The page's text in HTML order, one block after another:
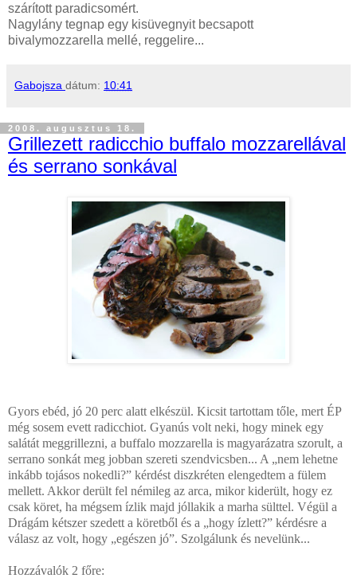
szárított paradicsomért.
Nagylány tegnap egy kisüvegnyit becsapott
bivalymozzarella mellé, reggelire...
Gabojsza dátum: 10:41
2008. augusztus 18.
Grillezett radicchio buffalo mozzarellával
és serrano sonkával
Gyors ebéd, jó 20 perc alatt elkészül. Kicsit tartottam tőle, mert ÉP
még sosem evett radicchiot. Gyanús volt neki, hogy minek egy
salátát meggrillezni, a buffalo mozzarella is magyarázatra szorult, a
serrano sonkát meg jobban szereti szendvicsben... A „nem lehetne
inkább tojásos nokedli?” kérdést diszkréten elengedtem a fülem
mellett. Akkor derült fel némileg az arca, mikor kiderült, hogy ez
csak köret, ha mégsem ízlik majd jóllakik a marha sülttel. Végül a
Drágám kétszer szedett a köretből és a „hogy ízlett?” kérdésre a
válasz az volt, hogy „egészen jó”. Szolgálunk és nevelünk...
Hozzávalók 2 főre: